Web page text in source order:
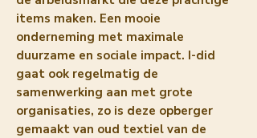
items maken. Een mooie
onderneming met maximale
duurzame en sociale impact. I-did
gaat ook regelmatig de
samenwerking aan met grote
organisaties, zo is deze opberger
gemaakt van oud textiel van de